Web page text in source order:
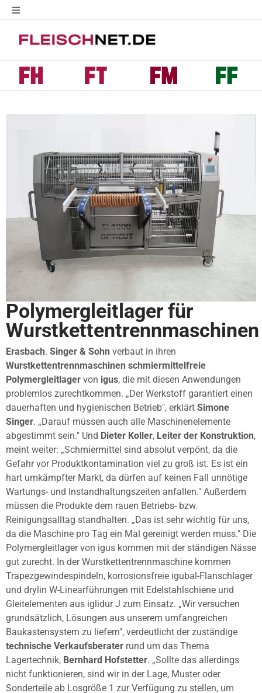
Polymergleitlager für
Wurstkettentrennmaschinen
Erasbach. Singer & Sohn verbaut in ihren
Wurstkettentrennmaschinen schmiermittelfreie
Polymergleitlager von igus, die mit diesen Anwendungen
problemlos zurechtkommen. „Der Werkstoff garantiert einen
dauerhaften und hygienischen Betrieb", erklärt Simone
Singer. „Darauf müssen auch alle Maschinenelemente
abgestimmt sein." Und Dieter Koller, Leiter der Konstruktion,
meint weiter: „Schmiermittel sind absolut verpönt, da die
Gefahr vor Produktkontamination viel zu groß ist. Es ist ein
hart umkämpfter Markt, da dürfen auf keinen Fall unnötige
Wartungs- und Instandhaltungszeiten anfallen." Außerdem
müssen die Produkte dem rauen Betriebs- bzw.
Reinigungsalltag standhalten. „Das ist sehr wichtig für uns,
da die Maschine pro Tag ein Mal gereinigt werden muss." Die
Polymergleitlager von igus kommen mit der ständigen Nässe
gut zurecht. In der Wurstkettentrennmaschine kommen
Trapezgewindespindeln, korrosionsfreie igubal-Flanschlager
und drylin W-Linearführungen mit Edelstahlschiene und
Gleitelementen aus iglidur J zum Einsatz. „Wir versuchen
grundsätzlich, Lösungen aus unserem umfangreichen
Baukastensystem zu liefern", verdeutlicht der zuständige
technische Verkaufsberater rund um das Thema
Lagertechnik, Bernhard Hofstetter. „Sollte das allerdings
nicht funktionieren, sind wir in der Lage, Muster oder
Sonderteile ab Losgröße 1 zur Verfügung zu stellen, um